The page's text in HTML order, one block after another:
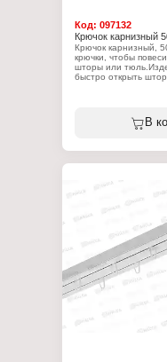
Код: 097132
Крючок карнизный
Крючок карнизный,
крючки, чтобы
шторы или
быстро открыть
Тип товара: Комплект
В